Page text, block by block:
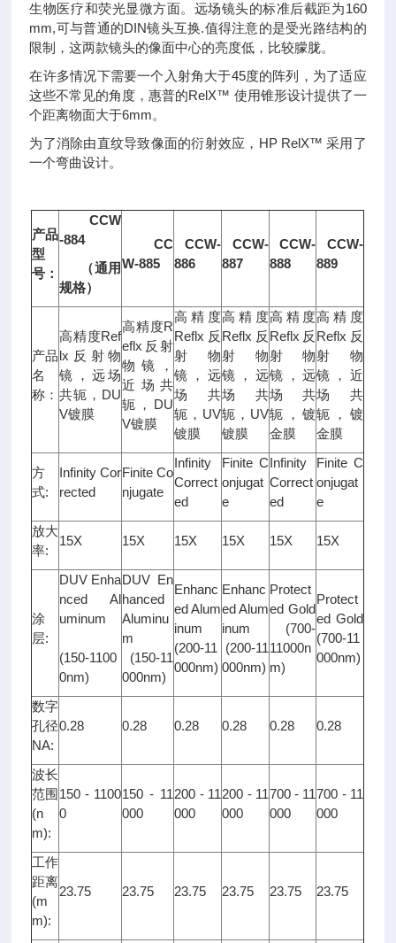
生物医疗和荧光显微方面。远场镜头的标准后截距为160
mm,可与普通的DIN镜头互换.值得注意的是受光路结构的
限制，这两款镜头的像面中心的亮度低，比较朦胧。
在许多情况下需要一个入射角大于45度的阵列，为了适应
这些不常见的角度，惠普的RelX™ 使用锥形设计提供了一
个距离物面大于6mm。
为了消除由直纹导致像面的衍射效应，HP RelX™ 采用了
一个弯曲设计。
产品
型
号：
CCW
-884
（通用
规格）
CC
W-885
CCW-
886
CCW-
887
CCW-
888
CCW-
889
产品
名
称：
高精度Ref
lx反射物
镜，远场
共轭，DU
V镀膜
高精度R
eflx反射
物镜，
近场共
轭，DU
V镀膜
高精度
Reflx反
射物
镜，远
场共
轭，UV
镀膜
高精度
Reflx反
射物
镜，远
场共
轭，UV
镀膜
高精度
Reflx反
射物
镜，远
场共
轭，镀
金膜
高精度
Reflx反
射物
镜，近
场共
轭，镀
金膜
方
式:
Infinity Cor
rected
Finite Co
njugate
Infinity
Correct
ed
Finite C
onjugat
e
Infinity
Correct
ed
Finite C
onjugat
e
放大
率:
15X 15X 15X 15X 15X 15X
涂
层:
DUV Enha
nced Al
uminum
(150-1100
0nm)
DUV En
hanced
Aluminu
m
(150-11
000nm)
Enhanc
ed Alum
inum
(200-11
000nm)
Enhanc
ed Alum
inum
(200-11
000nm)
Protect
ed Gold
(700-
11000n
m)
Protect
ed Gold
(700-11
000nm)
数字
孔径
NA:
0.28 0.28 0.28 0.28 0.28 0.28
波长
范围
(n
m):
150 - 1100
0
150 - 11
000
200 - 11
000
200 - 11
000
700 - 11
000
700 - 11
000
工作
距离
(m
m):
23.75 23.75 23.75 23.75 23.75 23.75